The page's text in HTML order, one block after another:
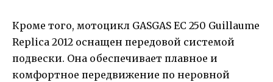
Кроме того, мотоцикл GASGAS EC 250 Guillaume
Replica 2012 оснащен передовой системой
подвески. Она обеспечивает плавное и
комфортное передвижение по неровной